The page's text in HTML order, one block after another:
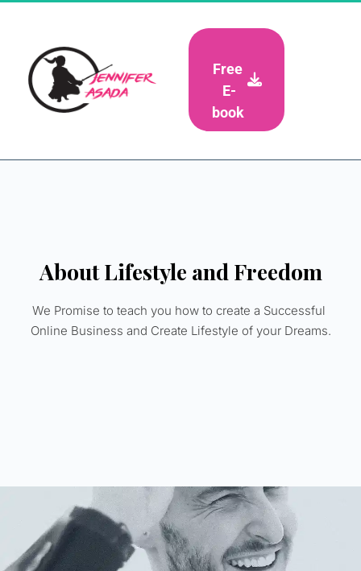
Free
E-
book
About Lifestyle and Freedom
We Promise to teach you how to create a Successful
Online Business and Create Lifestyle of your Dreams.